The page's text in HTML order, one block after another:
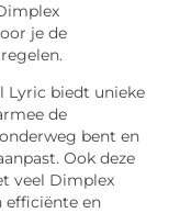
je de
Lyric biedt unieke
de
bent en
Ook deze
veel Dimplex
efficiënte en